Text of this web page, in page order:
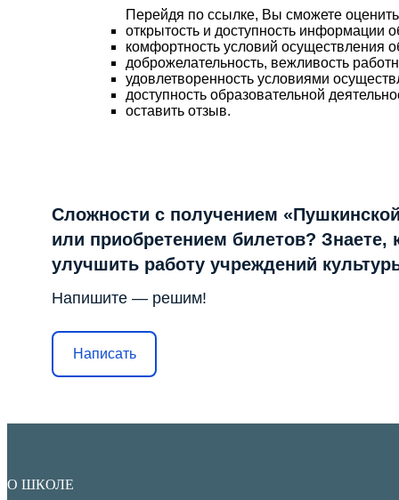
Перейдя по ссылке, Вы сможете
открытость и доступность информации
комфортность условий осуществления
доброжелательность, вежливость
удовлетворенность условиями
доступность образовательной
оставить отзыв.
Сложности с получением
или приобретением билетов? Знаете,
улучшить работу учреждений
Напишите — решим!
Написать
О ШКОЛЕ